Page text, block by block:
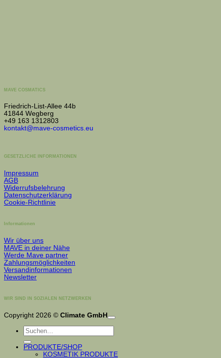
MAVE COSMATICS
Friedrich-List-Allee 44b
41844 Wegberg
+49 163 1312803
kontakt@mave-cosmetics.eu
GESETZLICHE INFORMATIONEN
Impressum
AGB
Widerrufsbelehrung
Datenschutzerklärung
Cookie-Richtlinie
Informationen
Wir über uns
MAVE in deiner Nähe
Werde Mave partner
Zahlungsmöglichkeiten
Versandinformationen
Newsletter
WIR SIND IN SOZIALEN NETZWERKEN
Copyright 2026 © Climate GmbH
Suchen
nach:
PRODUKTE/SHOP
KOSMETIK PRODUKTE